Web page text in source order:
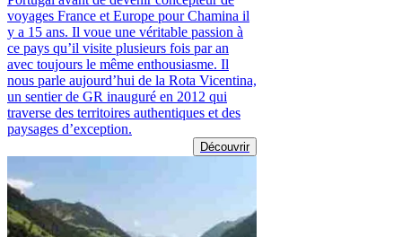
voyages France et Europe pour Chamina il
y a 15 ans. Il voue une véritable passion à
ce pays qu’il visite plusieurs fois par an
avec toujours le même enthousiasme. Il
nous parle aujourd’hui de la Rota Vicentina,
un sentier de GR inauguré en 2012 qui
traverse des territoires authentiques et des
paysages d’exception.
Découvrir